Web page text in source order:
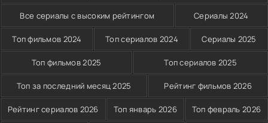
Все сериалы с высоким рейтингом Сериалы 2024
Топ фильмов 2024 Топ сериалов 2024 Сериалы 2025
Топ фильмов 2025 Топ сериалов 2025
Топ за последний месяц 2025 Рейтинг фильмов 2026
Рейтинг сериалов 2026 Топ январь 2026 Топ февраль 2026